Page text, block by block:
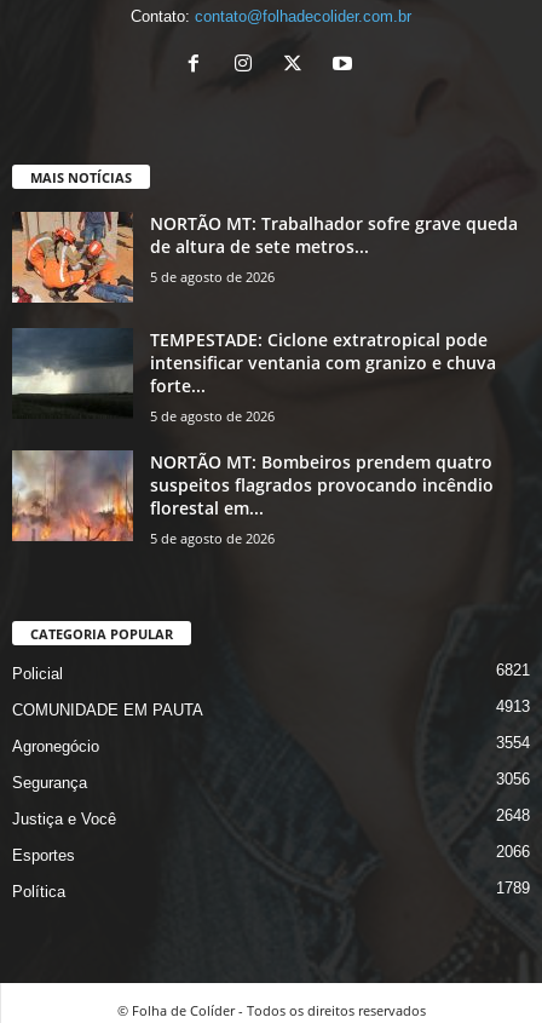
Contato: contato@folhadecolider.com.br
MAIS NOTÍCIAS
NORTÃO MT: Trabalhador sofre grave queda
de altura de sete metros...
5 de agosto de 2026
TEMPESTADE: Ciclone extratropical pode
intensificar ventania com granizo e chuva
forte...
5 de agosto de 2026
NORTÃO MT: Bombeiros prendem quatro
suspeitos flagrados provocando incêndio
florestal em...
5 de agosto de 2026
CATEGORIA POPULAR
Policial 6821
COMUNIDADE EM PAUTA 4913
Agronegócio 3554
Segurança 3056
Justiça e Você 2648
Esportes 2066
Política 1789
© Folha de Colíder - Todos os direitos reservados